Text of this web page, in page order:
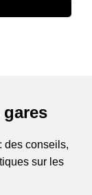
des conseils,
sur les